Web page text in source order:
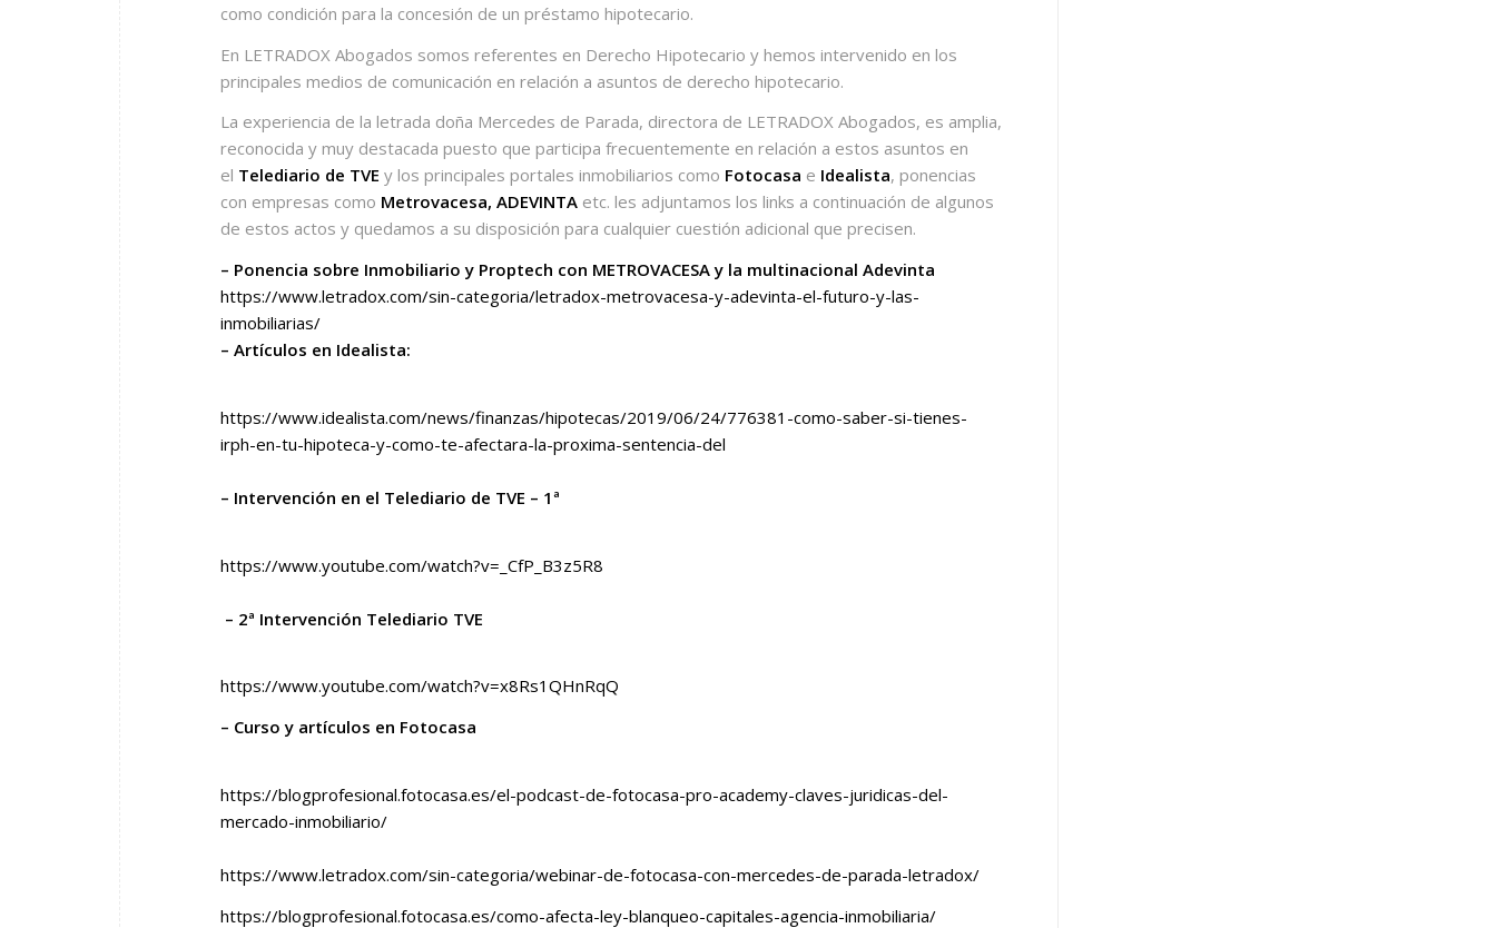
como condición para la concesión de un préstamo hipotecario.
En LETRADOX Abogados somos referentes en Derecho Hipotecario y hemos intervenido en los
principales medios de comunicación en relación a asuntos de derecho hipotecario.
La experiencia de la letrada doña Mercedes de Parada, directora de LETRADOX Abogados, es amplia,
reconocida y muy destacada puesto que participa frecuentemente en relación a estos asuntos en
el Telediario de TVE y los principales portales inmobiliarios como Fotocasa e Idealista, ponencias
con empresas como Metrovacesa, ADEVINTA etc. les adjuntamos los links a continuación de algunos
de estos actos y quedamos a su disposición para cualquier cuestión adicional que precisen.
– Ponencia sobre Inmobiliario y Proptech con METROVACESA y la multinacional Adevinta
https://www.letradox.com/sin-categoria/letradox-metrovacesa-y-adevinta-el-futuro-y-las-
inmobiliarias/
– Artículos en Idealista:
https://www.idealista.com/news/finanzas/hipotecas/2019/06/24/776381-como-saber-si-tienes-
irph-en-tu-hipoteca-y-como-te-afectara-la-proxima-sentencia-del
– Intervención en el Telediario de TVE – 1ª
https://www.youtube.com/watch?v=_CfP_B3z5R8
– 2ª Intervención Telediario TVE
https://www.youtube.com/watch?v=x8Rs1QHnRqQ
– Curso y artículos en Fotocasa
https://blogprofesional.fotocasa.es/el-podcast-de-fotocasa-pro-academy-claves-juridicas-del-
mercado-inmobiliario/
https://www.letradox.com/sin-categoria/webinar-de-fotocasa-con-mercedes-de-parada-letradox/
https://blogprofesional.fotocasa.es/como-afecta-ley-blanqueo-capitales-agencia-inmobiliaria/